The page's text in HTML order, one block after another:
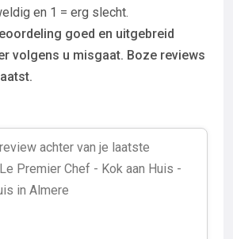
en 1 = erg slecht.
goed en uitgebreid
volgens u misgaat. Boze reviews